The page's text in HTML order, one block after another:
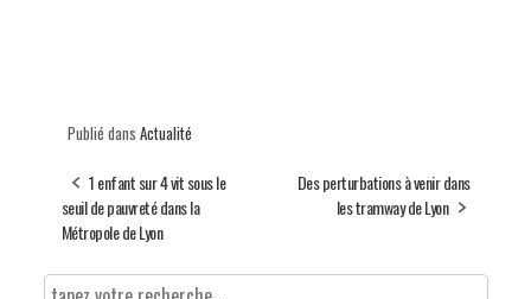
Publié dans Actualité
1 enfant sur 4 vit sous le
seuil de pauvreté dans la
Métropole de Lyon
Des perturbations à venir dans
les tramway de Lyon